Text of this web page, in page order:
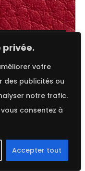
privée.
votre
des publicités ou
notre trafic.
consentez à
Accepter tout
réservés.